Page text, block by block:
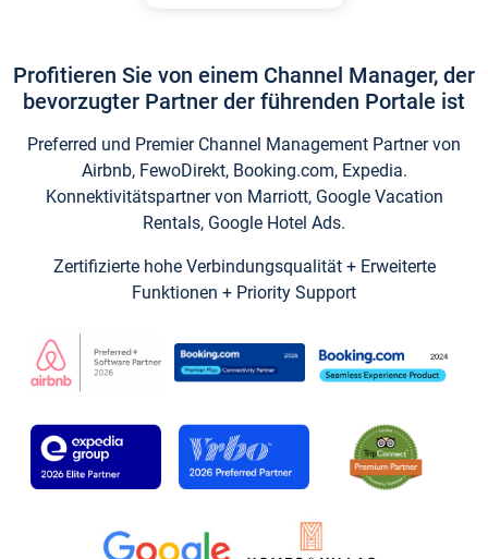
Profitieren Sie von einem Channel Manager, der
bevorzugter Partner der führenden Portale ist
Preferred und Premier Channel Management Partner von
Airbnb, FewoDirekt, Booking.com, Expedia.
Konnektivitätspartner von Marriott, Google Vacation
Rentals, Google Hotel Ads.
Zertifizierte hohe Verbindungsqualität + Erweiterte
Funktionen + Priority Support